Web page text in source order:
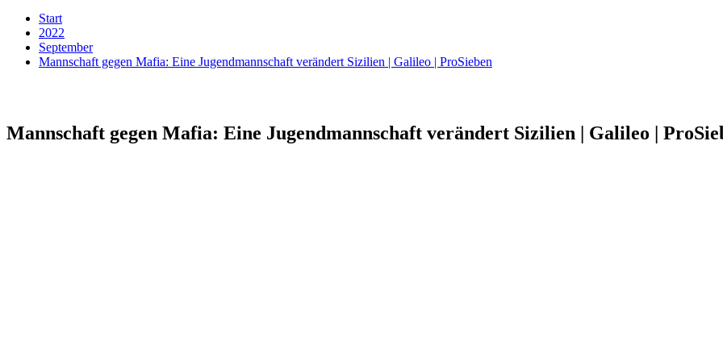
Start
2022
September
Mannschaft gegen Mafia: Eine Jugendmannschaft verändert Sizilien | Galileo | ProSieben
Mannschaft gegen Mafia: Eine Jugendmannschaft verändert Sizilien | Galileo |